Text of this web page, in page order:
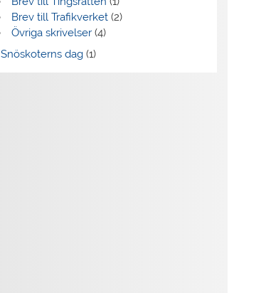
Brev till Trafikverket (2)
Övriga skrivelser (4)
Snöskoterns dag(1)